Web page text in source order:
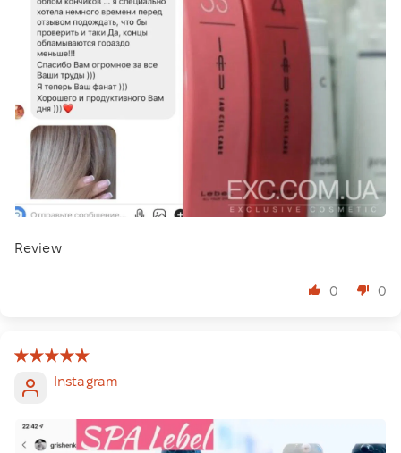
Review
0 0
Instagram